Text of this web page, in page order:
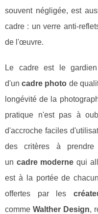
souvent négligée, est
cadre : un verre anti-
de l'œuvre.
Le cadre est le
d'uncadre photo de
longévité de la
pratique n'est pas à
d'accroche faciles
des critères à prendre
un cadre moderne qui
est à la portée de
offertes par les
comme Walther Design,